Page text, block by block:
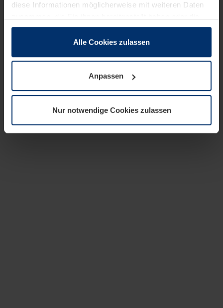
diese Informationen möglicherweise mit weiteren Daten
sie im Rahmen Ihrer Nutzung der Dienste gesammelt
wenn diese für den Betrieb dieser Seite unbedingt
notwendig sind. Für alle anderen Cookie-Typen benötigen
wir Ihre Erlaubnis. Ihre Einwilligung können Sie jederzeit
Datenschutzerklärungunserer Website ändern oder
widerrufen.
Alle Cookies zulassen
Anpassen
Nur notwendige Cookies zulassen